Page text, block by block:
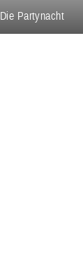
Die Partynacht